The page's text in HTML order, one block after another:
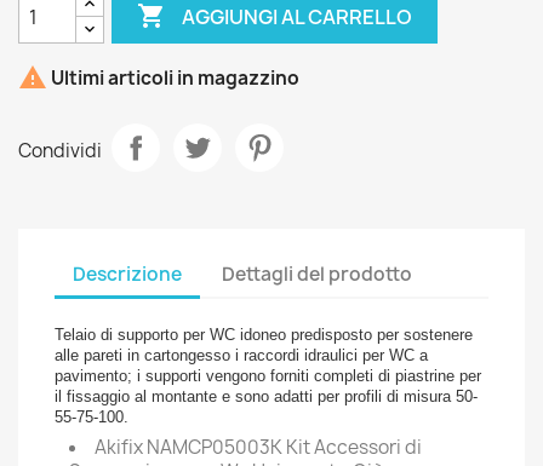
 AGGIUNGI AL CARRELLO
 Ultimi articoli in magazzino
Condividi
Descrizione Dettagli del prodotto
Telaio di supporto per WC idoneo predisposto per sostenere
alle pareti in cartongesso i raccordi idraulici per WC a
pavimento; i supporti vengono forniti completi di piastrine per
il fissaggio al montante e sono adatti per profili di misura 50-
55-75-100.
Akifix NAMCP05003K Kit Accessori di